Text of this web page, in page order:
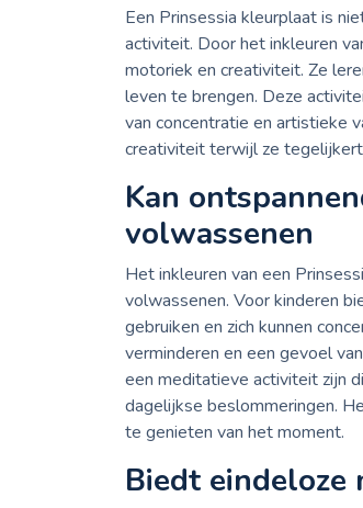
Een Prinsessia kleurplaat is
activiteit. Door het inkleuren
motoriek en creativiteit. Ze
leven te brengen. Deze
van concentratie en artistieke
creativiteit terwijl ze
Kan
volwassenen
Het inkleuren van een
volwassenen. Voor kinderen
gebruiken en zich kunnen
verminderen en een gevoel
een meditatieve activiteit zijn
dagelijkse beslommeringen.
te genieten van het moment.
Biedt eindeloze